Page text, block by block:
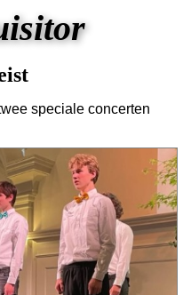
speciale concerten